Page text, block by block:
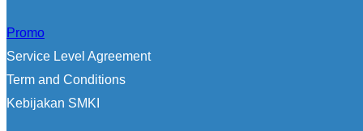
Promo
Service Level Agreement
Term and Conditions
Kebijakan SMKI